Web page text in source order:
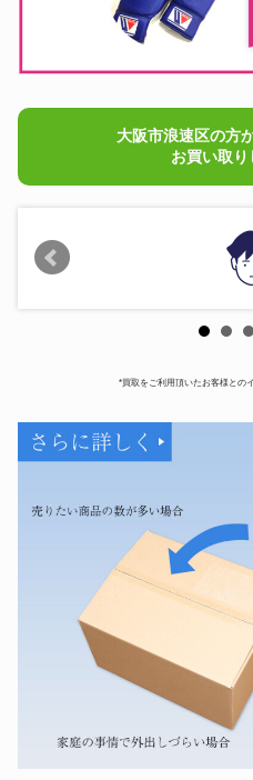
大阪市浪速区の方
お買い取り
*買取をご利用頂いたお客様との